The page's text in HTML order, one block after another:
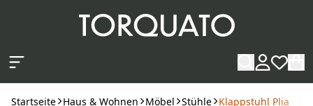
Startseite Haus & Wohnen Möbel Stühle Klappstuhl Plia